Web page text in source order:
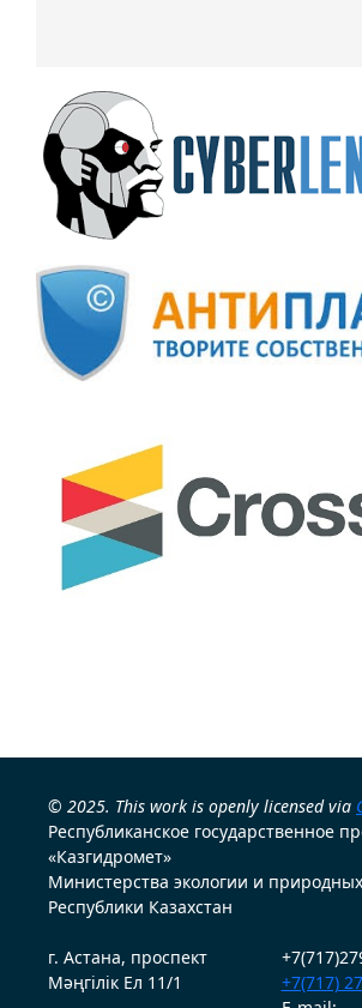
© 2025. This work is openly licensed via
Республиканское государственное
«Казгидромет»
Министерства экологии и
Республики Казахстан
г. Астана, проспект
Мәңгілік Ел 11/1
+7(717)